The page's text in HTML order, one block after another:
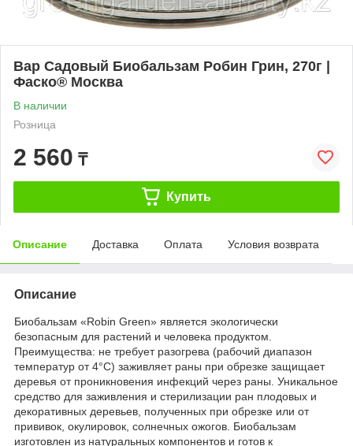
Вар Садовый Биобальзам Робин Грин, 270г |
Фаско® Москва
В наличии
Розница
2 560 ₸
Купить
Описание Доставка Оплата Условия возврата
Описание
Биобальзам «Robin Green» является экологически
безопасным для растений и человека продуктом.
Преимущества: не требует разогрева (рабочий диапазон
температур от 4°С) заживляет раны при обрезке защищает
деревья от проникновения инфекций через раны. Уникальное
средство для заживления и стерилизации ран плодовых и
декоративных деревьев, полученных при обрезке или от
прививок, окулировок, солнечных ожогов. Биобальзам
изготовлен из натуральных компонентов и готов к